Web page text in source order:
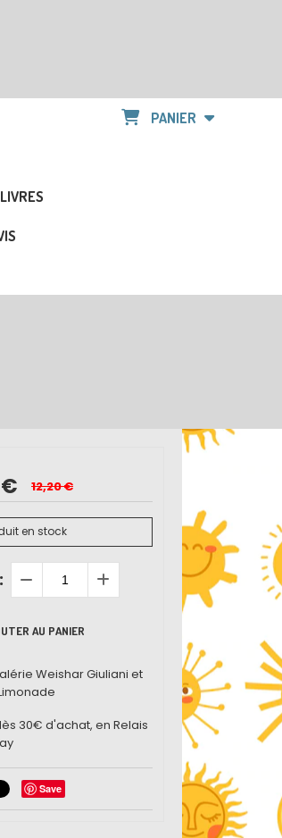
PANIER
€ 12,20€
en stock
AU PANIER
Weishar Giuliani et
30€ d'achat, en Relais
Save